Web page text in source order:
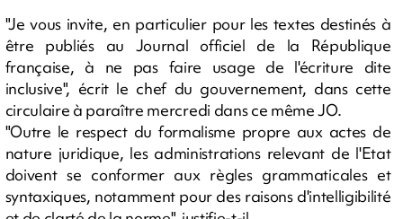
"Je vous invite, en particulier pour les textes destinés à
être publiés au Journal officiel de la République
française, à ne pas faire usage de l'écriture dite
inclusive", écrit le chef du gouvernement, dans cette
circulaire à paraître mercredi dans ce même JO.
"Outre le respect du formalisme propre aux actes de
nature juridique, les administrations relevant de l'Etat
doivent se conformer aux règles grammaticales et
syntaxiques, notamment pour des raisons d'intelligibilité